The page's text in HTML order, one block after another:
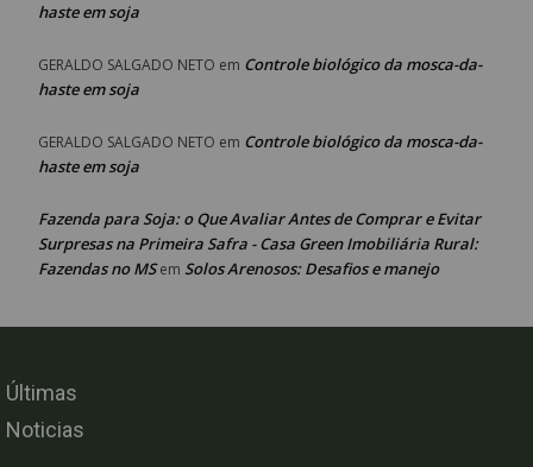
haste em soja
GERALDO SALGADO NETO em Controle biológico da mosca-da-
haste em soja
GERALDO SALGADO NETO em Controle biológico da mosca-da-
haste em soja
Fazenda para Soja: o Que Avaliar Antes de Comprar e Evitar
Surpresas na Primeira Safra - Casa Green Imobiliária Rural:
Fazendas no MSem Solos Arenosos: Desafios e manejo
Últimas
Noticias